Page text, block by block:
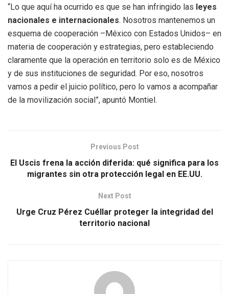
“Lo que aquí ha ocurrido es que se han infringido las leyes
nacionales e internacionales. Nosotros mantenemos un
esquema de cooperación –México con Estados Unidos– en
materia de cooperación y estrategias, pero estableciendo
claramente que la operación en territorio solo es de México
y de sus instituciones de seguridad. Por eso, nosotros
vamos a pedir el juicio político, pero lo vamos a acompañar
de la movilización social”, apuntó Montiel.
Previous Post
El Uscis frena la acción diferida: qué significa para los
migrantes sin otra protección legal en EE.UU.
Next Post
Urge Cruz Pérez Cuéllar proteger la integridad del
territorio nacional